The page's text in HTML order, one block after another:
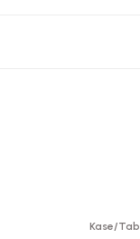
Kase/